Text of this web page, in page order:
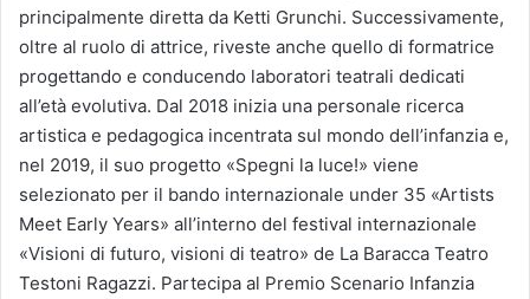
principalmente diretta da Ketti Grunchi. Successivamente,
oltre al ruolo di attrice, riveste anche quello di formatrice
progettando e conducendo laboratori teatrali dedicati
all’età evolutiva. Dal 2018 inizia una personale ricerca
artistica e pedagogica incentrata sul mondo dell’infanzia e,
nel 2019, il suo progetto «Spegni la luce!» viene
selezionato per il bando internazionale under 35 «Artists
Meet Early Years» all’interno del festival internazionale
«Visioni di futuro, visioni di teatro» de La Baracca Teatro
Testoni Ragazzi. Partecipa al Premio Scenario Infanzia